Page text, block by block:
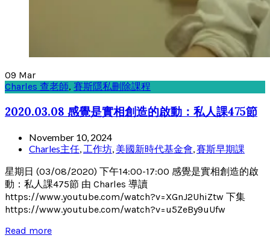
09 Mar
Charles 查老師, 賽斯隱私刪除課程
2020.03.08 感覺是實相創造的啟動：私人課475節
November 10, 2024
Charles主任, 工作坊, 美國新時代基金會,賽斯早期課
星期日 (03/08/2020) 下午14:00-17:00 感覺是實相創造的啟
動：私人課475節 由 Charles 導讀
https://www.youtube.com/watch?v=XGnJ2UhiZtw 下集
https://www.youtube.com/watch?v=u5ZeBy9uUfw
Read more